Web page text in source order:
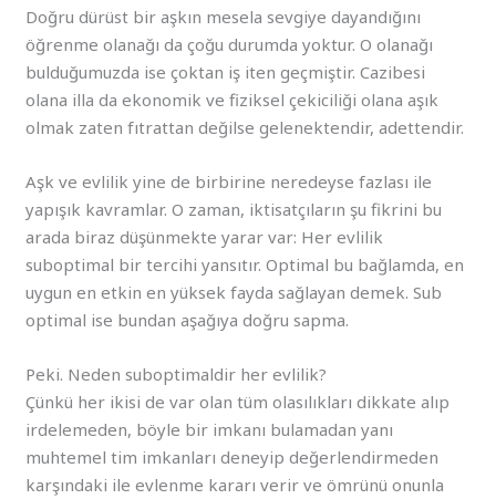
Doğru dürüst bir aşkın mesela sevgiye dayandığını
öğrenme olanağı da çoğu durumda yoktur. O olanağı
bulduğumuzda ise çoktan iş iten geçmiştir. Cazibesi
olana illa da ekonomik ve fiziksel çekiciliği olana aşık
olmak zaten fıtrattan değilse gelenektendir, adettendir.
Aşk ve evlilik yine de birbirine neredeyse fazlası ile
yapışık kavramlar. O zaman, iktisatçıların şu fikrini bu
arada biraz düşünmekte yarar var: Her evlilik
suboptimal bir tercihi yansıtır. Optimal bu bağlamda, en
uygun en etkin en yüksek fayda sağlayan demek. Sub
optimal ise bundan aşağıya doğru sapma.
Peki. Neden suboptimaldir her evlilik?
Çünkü her ikisi de var olan tüm olasılıkları dikkate alıp
irdelemeden, böyle bir imkanı bulamadan yanı
muhtemel tim imkanları deneyip değerlendirmeden
karşındaki ile evlenme kararı verir ve ömrünü onunla